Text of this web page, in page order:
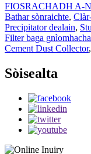
FIOSRACHADH A-
Bathar sònraichte,
Precipitator dealain,
Filter baga
Cement Dust Collector,
Sòisealta